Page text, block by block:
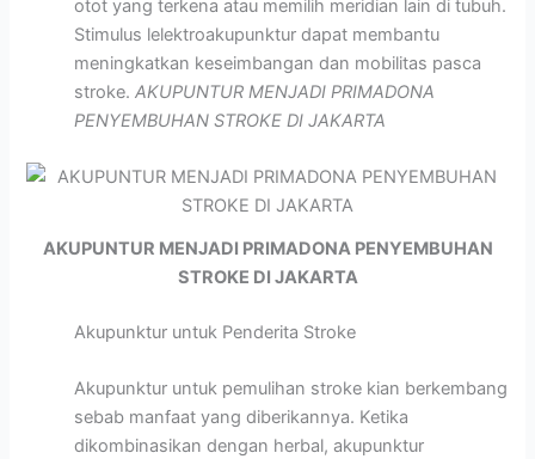
otot yang terkena atau memilih meridian lain di tubuh.
Stimulus lelektroakupunktur dapat membantu
meningkatkan keseimbangan dan mobilitas pasca
stroke.AKUPUNTUR MENJADI PRIMADONA
PENYEMBUHAN STROKE DI JAKARTA
AKUPUNTUR MENJADI PRIMADONA PENYEMBUHAN
STROKE DI JAKARTA
Akupunktur untuk Penderita Stroke
Akupunktur untuk pemulihan stroke kian berkembang
sebab manfaat yang diberikannya. Ketika
dikombinasikan dengan herbal, akupunktur